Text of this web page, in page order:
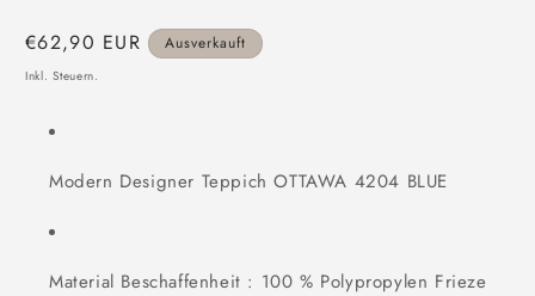
Normaler
Preis
€62,90 EUR Ausverkauft
Inkl. Steuern.
Modern Designer Teppich OTTAWA 4204 BLUE
Material Beschaffenheit : 100 % Polypropylen Frieze